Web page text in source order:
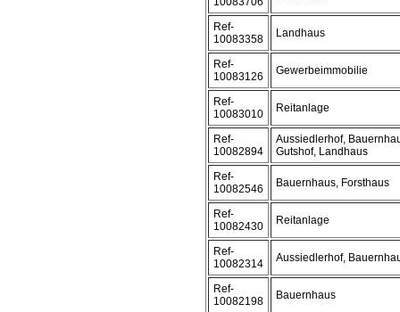
Ref-
10083358
Landhaus
Ref-
10083126
Gewerbeimmobilie
Ref-
10083010
Reitanlage
Ref-
10082894
Aussiedlerhof,
Gutshof, Landhaus
Ref-
10082546
Bauernhaus, Forsthaus
Ref-
10082430
Reitanlage
Ref-
10082314
Aussiedlerhof,
Ref-
10082198
Bauernhaus